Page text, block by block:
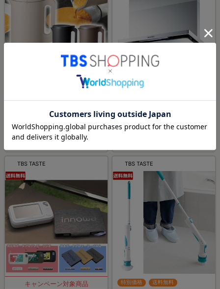
récolte（レコルト） 自動調理
ポット特別セット
（税込）
特別価格
掃除がラクになる！スリム型レ
ンジフード／60cm（標準工事
¥138,820
¥89,900（税込）
ほか2商品
TBS TASTE TBS TASTE
特別価格 送料無料